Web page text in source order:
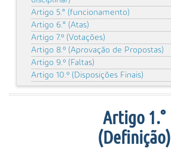
Artigo 5.° (funcionamento)
Artigo 6.° (Atas)
Artigo 7.º (Votações)
Artigo 8.º (Aprovação de Propostas)
Artigo 9.º (Faltas)
Artigo 10.º (Disposições Finais)
Artigo 1.°
(Definição)